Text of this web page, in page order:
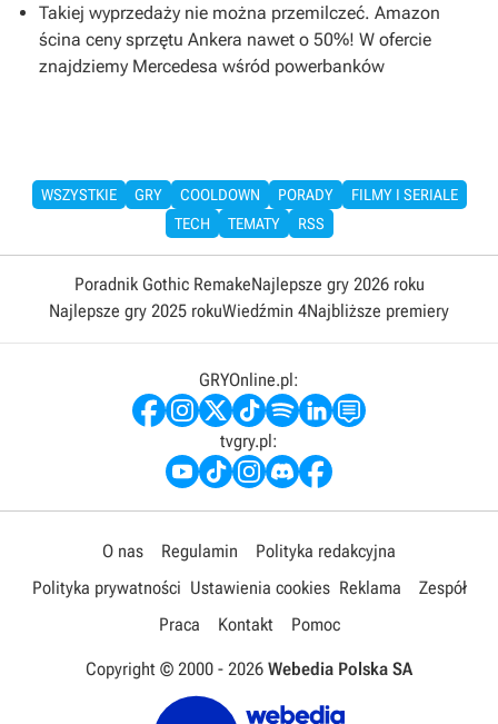
Takiej wyprzedaży nie można przemilczeć. Amazon
ścina ceny sprzętu Ankera nawet o 50%! W ofercie
znajdziemy Mercedesa wśród powerbanków
WSZYSTKIE GRY COOLDOWN PORADY
FILMY I SERIALE
TECH
TEMATY RSS
Poradnik Gothic RemakeNajlepsze gry 2026 roku
Najlepsze gry 2025 rokuWiedźmin 4Najbliższe premiery
GRYOnline.pl:
tvgry.pl:
O nas Regulamin
Polityka redakcyjna
Polityka prywatności Ustawienia cookies Reklama
Zespół
Praca
Kontakt Pomoc
Copyright © 2000 - 2026 Webedia Polska SA